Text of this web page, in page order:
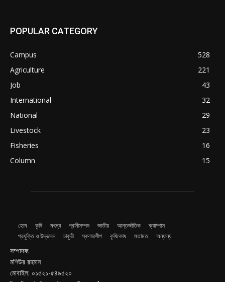
POPULAR CATEGORY
Campus
528
Agriculture
221
Job
43
International
32
National
29
Livestock
23
Fisheries
16
Column
15
হোম কৃষি মৎস্য প্রানীসম্পদ জাতীয় আন্তর্জাতিক
ক্যাম্পাস
প্রযুক্তি ও উদ্ভাবন
চাকুরী স্কলারশীপ কৃষিকোষ মতামত অন্যান্য
সম্পাদক:
মশিউর রহমান
মোবাইল: ০১৫২১-৫৪৯৫২০